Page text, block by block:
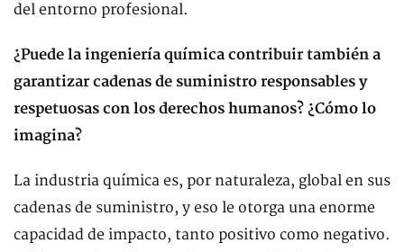
del entorno profesional.
¿Puede la ingeniería química contribuir también a
garantizar cadenas de suministro responsables y
respetuosas con los derechos humanos? ¿Cómo lo
imagina?
La industria química es, por naturaleza, global en sus
cadenas de suministro, y eso le otorga una enorme
capacidad de impacto, tanto positivo como negativo.